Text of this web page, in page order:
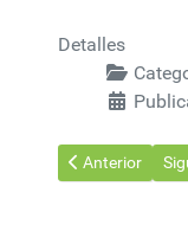
Detalles
Artículo
Anterior